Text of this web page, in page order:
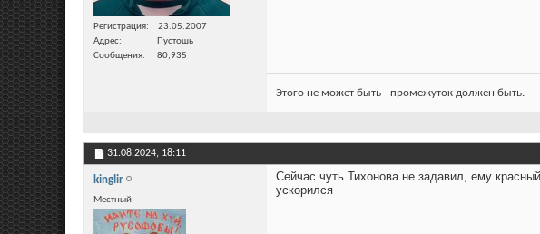
Регистрация
23.05.2007
Адрес
Пустошь
Сообщения
80,935
Этого не может быть - промежуток должен быть.
31.08.2024, 18:11
kinglir
Местный
Сейчас чуть Тихонова не задавил, ему
ускорился